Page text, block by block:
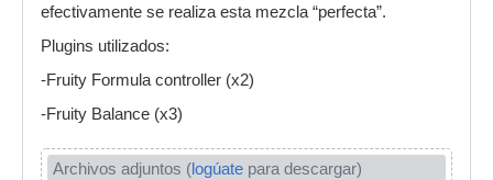
efectivamente se realiza esta mezcla “perfecta”.
Plugins utilizados:
-Fruity Formula controller (x2)
-Fruity Balance (x3)
Archivos adjuntos (logúate para descargar)